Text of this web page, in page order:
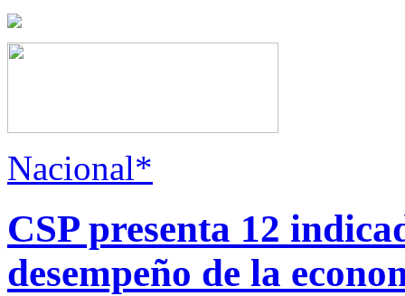
Nacional*
CSP presenta 12
desempeño de la